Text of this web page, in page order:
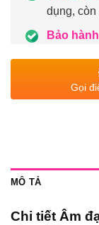
dụng,
Bảo
Gọi
MÔ TẢ
Chi tiết Âm